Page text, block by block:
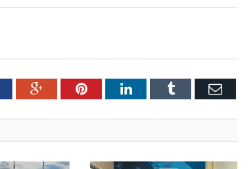
Google+PinterestLinkedInTumblr Email